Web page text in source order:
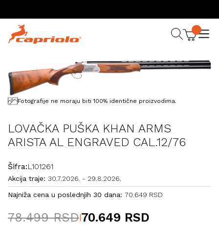
Fotografije ne moraju biti 100% identične proizvodima.
LOVAČKA PUŠKA KHAN ARMS
ARISTA AL ENGRAVED CAL.12/76
Šifra:L101261
Akcija traje: 30.7.2026. - 29.8.2026.
Najniža cena u poslednjih 30 dana: 70.649 RSD
78.499 RSD|70.649 RSD